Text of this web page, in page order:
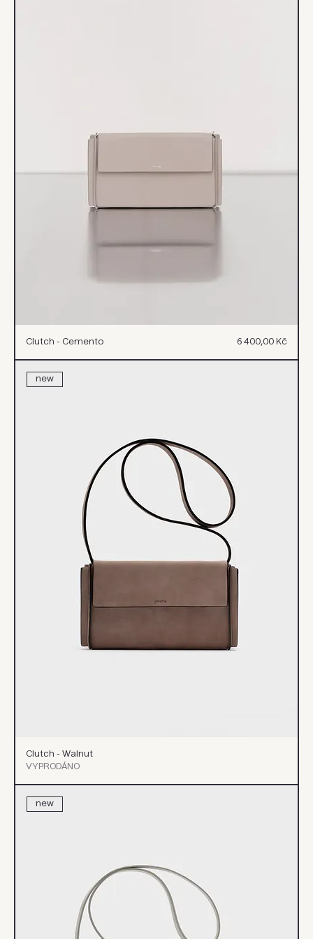
Clutch - Cemento Cena
6 400,00 Kč
new
Clutch - Walnut
VYPRODÁNO
new